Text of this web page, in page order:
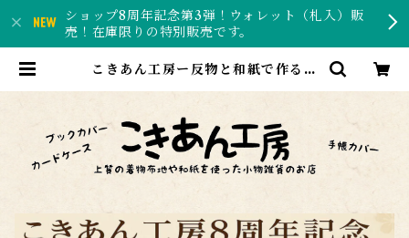
ショップ8周年記念第3弾！ウォレット（札入）販
売！在庫限りの特別販売です。
こきあん工房ー反物と和紙で作る和